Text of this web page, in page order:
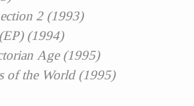
2 (1993)
(1994)
Age (1995)
of the World (1995)